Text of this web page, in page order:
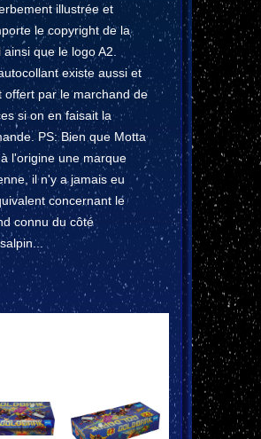
illustrée et
le copyright de la
ainsi que le logo A2.
existe aussi et
offert par le marchand de
si on en faisait la
PS: Bien que Motta
l'origine une marque
il n'y a jamais eu
concernant le
connu du côté